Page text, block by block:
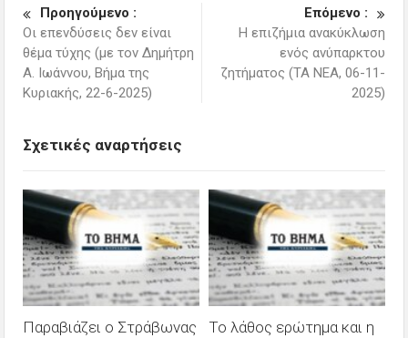
Προηγούμενο :
Οι επενδύσεις δεν είναι
θέμα τύχης (με τον Δημήτρη
Α. Ιωάννου, Βήμα της
Κυριακής, 22-6-2025)
Επόμενο :
Η επιζήμια ανακύκλωση
ενός ανύπαρκτου
ζητήματος (ΤΑ ΝΕΑ, 06-11-
2025)
Σχετικές αναρτήσεις
Παραβιάζει ο Στράβωνας
Το λάθος ερώτημα και η